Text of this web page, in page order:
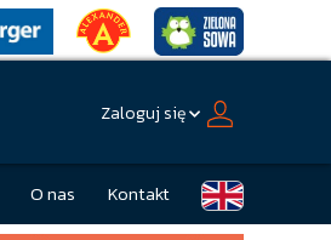
Zaloguj się
O nas Kontakt